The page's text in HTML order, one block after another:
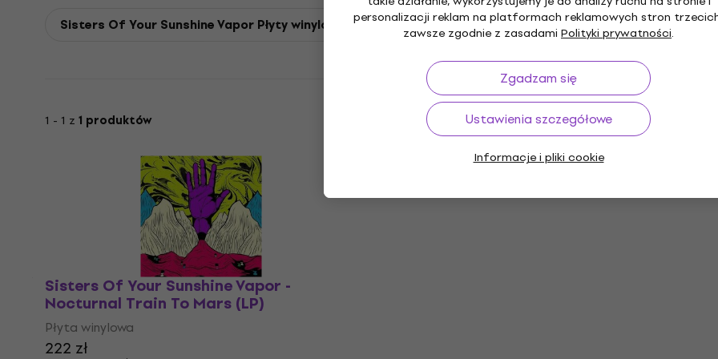
personalizacji reklam na platformach reklamowych stron
zawsze zgodnie z zasadami Polityki prywatności.
Zgadzam się
Ustawienia szczegółowe
Informacje i pliki cookie
Sisters Of Your Sunshine Vapor Płyty winylowe
1 - 1 z 1 produktów
Sisters Of Your Sunshine Vapor -
Nocturnal Train To Mars (LP)
Płyta winylowa
222 zł